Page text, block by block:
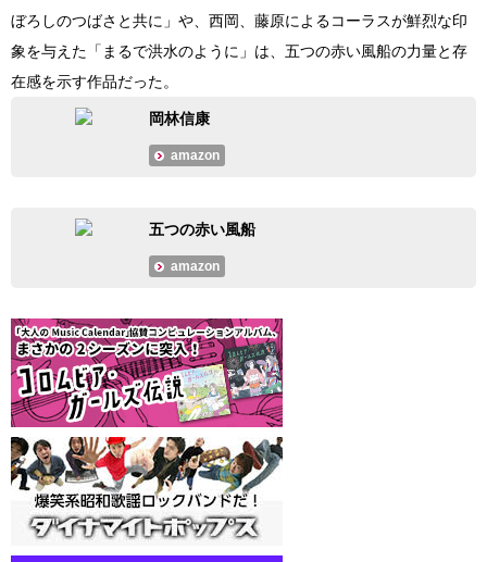
ぼろしのつばさと共に」や、西岡、藤原によるコーラスが鮮烈な印
象を与えた「まるで洪水のように」は、五つの赤い風船の力量と存
在感を示す作品だった。
岡林信康
amazon
五つの赤い風船
amazon